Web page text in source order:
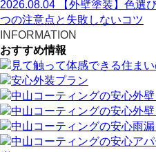
2026.08.04
【外壁塗装】色選
つの注意点と失敗しないコツ
INFORMATION
おすすめ情報